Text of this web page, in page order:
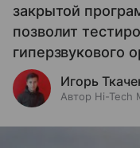
закрытой
позволит
гиперзвукового
Игорь
Автор Hi-Tech